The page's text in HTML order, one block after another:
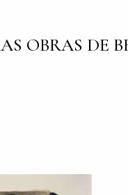
OBRAS DE